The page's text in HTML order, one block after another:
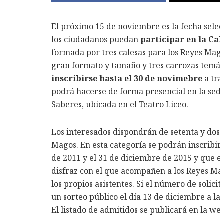
El próximo 15 de noviembre es la fecha
los ciudadanos puedanparticipar en la
formada por tres calesas para los Reyes
gran formato y tamaño y tres carrozas
inscribirse hasta el 30 de novimebre a
podrá hacerse de forma presencial en la
Saberes, ubicada en el Teatro Liceo.
Los interesados dispondrán de setenta y
Magos. En esta categoría se podrán
de 2011 y el 31 de diciembre de 2015 y
disfraz con el que acompañen a los Reyes
los propios asistentes. Si el número de
un sorteo público el día 13 de diciembre a
El listado de admitidos se publicará en la